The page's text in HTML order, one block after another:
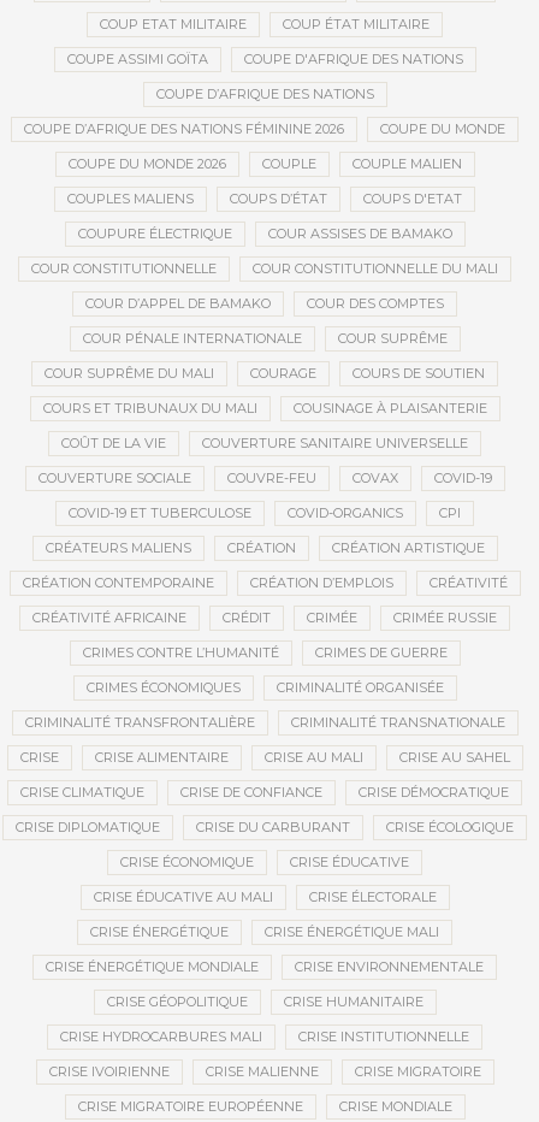
COUP ETAT MILITAIRE COUP ÉTAT MILITAIRE
COUPE ASSIMI GOÏTA COUPE D'AFRIQUE DES NATIONS
COUPE D’AFRIQUE DES NATIONS
COUPE D’AFRIQUE DES NATIONS FÉMININE 2026 COUPE DU MONDE
COUPE DU MONDE 2026 COUPLE COUPLE MALIEN
COUPLES MALIENS COUPS D’ÉTAT COUPS D'ETAT
COUPURE ÉLECTRIQUE COUR ASSISES DE BAMAKO
COUR CONSTITUTIONNELLE COUR CONSTITUTIONNELLE DU MALI
COUR D’APPEL DE BAMAKO COUR DES COMPTES
COUR PÉNALE INTERNATIONALE COUR SUPRÊME
COUR SUPRÊME DU MALI COURAGE COURS DE SOUTIEN
COURS ET TRIBUNAUX DU MALI COUSINAGE À PLAISANTERIE
COÛT DE LA VIE COUVERTURE SANITAIRE UNIVERSELLE
COUVERTURE SOCIALE COUVRE-FEU COVAX COVID-19
COVID-19 ET TUBERCULOSE COVID-ORGANICS CPI
CRÉATEURS MALIENS CRÉATION CRÉATION ARTISTIQUE
CRÉATION CONTEMPORAINE CRÉATION D’EMPLOIS CRÉATIVITÉ
CRÉATIVITÉ AFRICAINE CRÉDIT CRIMÉE CRIMÉE RUSSIE
CRIMES CONTRE L’HUMANITÉ CRIMES DE GUERRE
CRIMES ÉCONOMIQUES CRIMINALITÉ ORGANISÉE
CRIMINALITÉ TRANSFRONTALIÈRE CRIMINALITÉ TRANSNATIONALE
CRISE CRISE ALIMENTAIRE CRISE AU MALI CRISE AU SAHEL
CRISE CLIMATIQUE CRISE DE CONFIANCE CRISE DÉMOCRATIQUE
CRISE DIPLOMATIQUE CRISE DU CARBURANT CRISE ÉCOLOGIQUE
CRISE ÉCONOMIQUE CRISE ÉDUCATIVE
CRISE ÉDUCATIVE AU MALI CRISE ÉLECTORALE
CRISE ÉNERGÉTIQUE CRISE ÉNERGÉTIQUE MALI
CRISE ÉNERGÉTIQUE MONDIALE CRISE ENVIRONNEMENTALE
CRISE GÉOPOLITIQUE CRISE HUMANITAIRE
CRISE HYDROCARBURES MALI CRISE INSTITUTIONNELLE
CRISE IVOIRIENNE CRISE MALIENNE CRISE MIGRATOIRE
CRISE MIGRATOIRE EUROPÉENNE CRISE MONDIALE